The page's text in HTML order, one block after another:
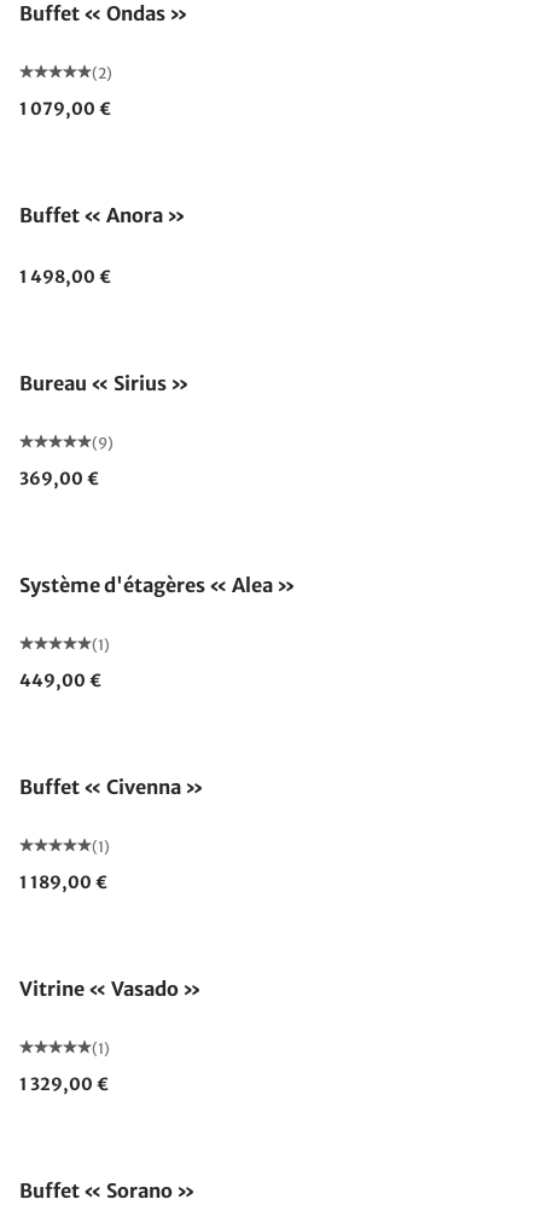
Buffet « Ondas »
(2)
1 079,00 €
Buffet « Anora »
1 498,00 €
Bureau « Sirius »
(9)
369,00 €
Système d'étagères « Alea »
(1)
449,00 €
Buffet « Civenna »
(1)
1 189,00 €
Vitrine « Vasado »
(1)
1 329,00 €
Buffet « Sorano »